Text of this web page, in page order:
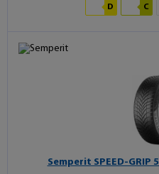
D C
Semperit SPEED-GRIP 5